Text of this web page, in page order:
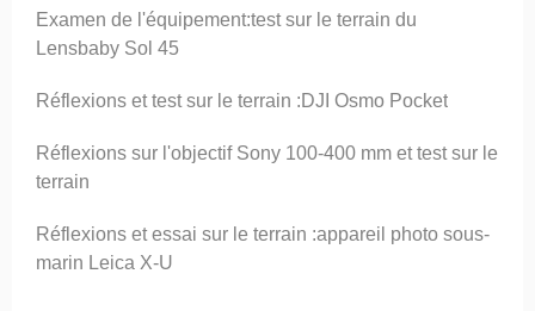
Examen de l'équipement:test sur le terrain du
Lensbaby Sol 45
Réflexions et test sur le terrain :DJI Osmo Pocket
Réflexions sur l'objectif Sony 100-400 mm et test sur le
terrain
Réflexions et essai sur le terrain :appareil photo sous-
marin Leica X-U